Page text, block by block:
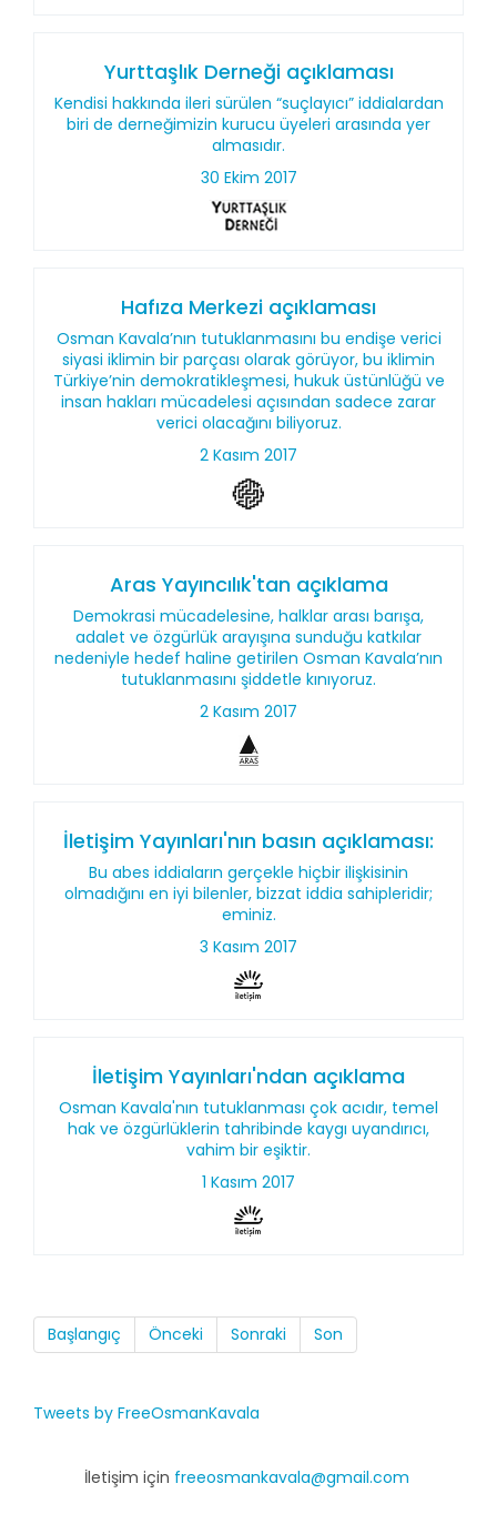
Yurttaşlık Derneği açıklaması
Kendisi hakkında ileri sürülen “suçlayıcı” iddialardan
biri de derneğimizin kurucu üyeleri arasında yer
almasıdır.
30 Ekim 2017
Hafıza Merkezi açıklaması
Osman Kavala’nın tutuklanmasını bu endişe verici
siyasi iklimin bir parçası olarak görüyor, bu iklimin
Türkiye’nin demokratikleşmesi, hukuk üstünlüğü ve
insan hakları mücadelesi açısından sadece zarar
verici olacağını biliyoruz.
2 Kasım 2017
Aras Yayıncılık'tan açıklama
Demokrasi mücadelesine, halklar arası barışa,
adalet ve özgürlük arayışına sunduğu katkılar
nedeniyle hedef haline getirilen Osman Kavala’nın
tutuklanmasını şiddetle kınıyoruz.
2 Kasım 2017
İletişim Yayınları'nın basın açıklaması:
Bu abes iddiaların gerçekle hiçbir ilişkisinin
olmadığını en iyi bilenler, bizzat iddia sahipleridir;
eminiz.
3 Kasım 2017
İletişim Yayınları'ndan açıklama
Osman Kavala'nın tutuklanması çok acıdır, temel
hak ve özgürlüklerin tahribinde kaygı uyandırıcı,
vahim bir eşiktir.
1 Kasım 2017
Başlangıç Önceki Sonraki Son
Tweets by FreeOsmanKavala
İletişim için freeosmankavala@gmail.com